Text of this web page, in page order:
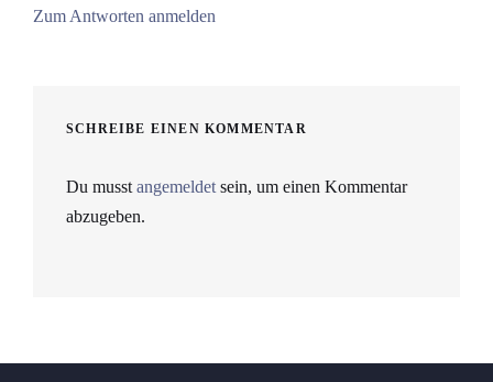
Zum Antworten anmelden
SCHREIBE EINEN KOMMENTAR
Du musst angemeldet sein, um einen Kommentar
abzugeben.